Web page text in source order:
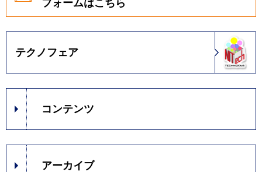
フォームはこちら
テクノフェア
コンテンツ
アーカイブ